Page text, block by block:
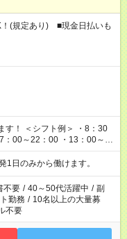
(規定あり) ■現金日払いも
：00～22：00 ・13：00～
1日のみから働けます。
不要 / 40～50代活躍中 / 副
勤務 / 10名以上の大量募
不要